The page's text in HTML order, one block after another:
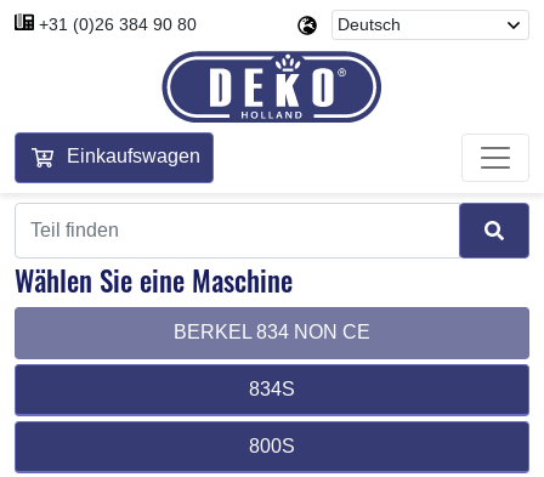
+31 (0)26 384 90 80
Einkaufswagen
Wählen Sie eine Maschine
BERKEL 834 NON CE
834S
800S